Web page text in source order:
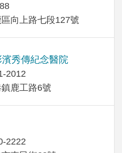
向上路七段127號
秀傳紀念醫院
2012
鹿工路6號
2222